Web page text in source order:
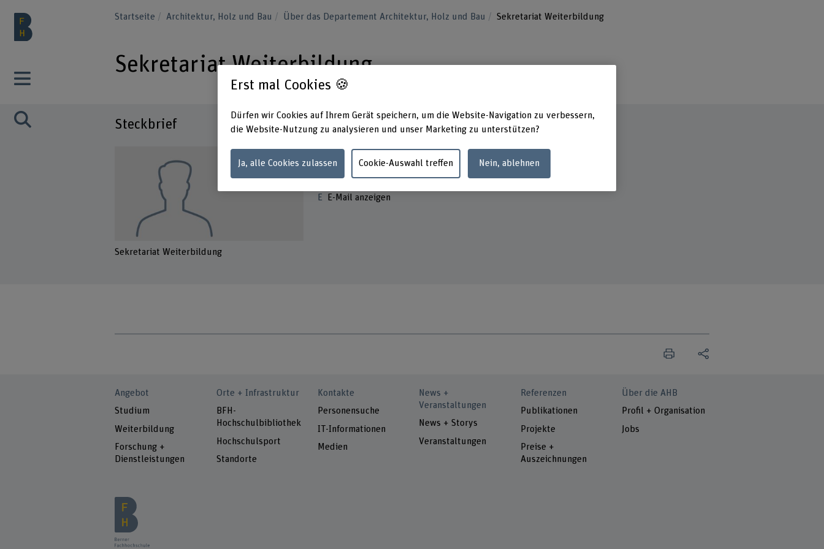
Startseite Architektur, Holz und Bau Über das Departement Architektur, Holz und Bau Sekretariat Weiterbildung
Sekretariat Weiterbildung
Steckbrief
Sekretariat Weiterbildung
+41 32 344 03 30
E-Mail anzeigen
Angebot
Studium
Weiterbildung
Forschung +
Dienstleistungen
Orte + Infrastruktur
BFH-
Hochschulbibliothek
Hochschulsport
Standorte
Kontakte
Personensuche
IT-Informationen
Medien
News +
Veranstaltungen
News + Storys
Veranstaltungen
Referenzen
Publikationen
Projekte
Preise +
Auszeichnungen
Über die AHB
Profil + Organisation
Jobs
Erst mal Cookies 🍪
Dürfen wir Cookies auf Ihrem Gerät speichern, um die Website-Navigation zu verbessern,
die Website-Nutzung zu analysieren und unser Marketing zu unterstützen?
Ja, alle Cookies zulassen Cookie-Auswahl treffen Nein, ablehnen